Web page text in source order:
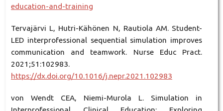
education-and-training
Tervajärvi L, Hutri-Kähönen N, Rautiola AM. Student-
LED interprofessional sequential simulation improves
communication and teamwork. Nurse Educ Pract.
2021;51:102983.
https://dx.doi.org/10.1016/j.nepr.2021.102983
von Wendt CEA, Niemi-Murola L. Simulation in